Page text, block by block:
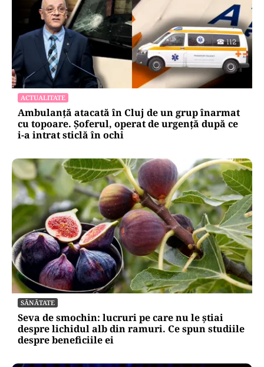
ACTUALITATE
Ambulanță atacată în Cluj de un grup înarmat
cu topoare. Șoferul, operat de urgență după ce
i-a intrat sticlă în ochi
SĂNĂTATE
Seva de smochin: lucruri pe care nu le știai
despre lichidul alb din ramuri. Ce spun studiile
despre beneficiile ei